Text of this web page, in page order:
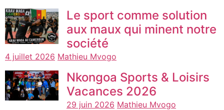
Le sport comme solution
aux maux qui minent notre
société
4 juillet 2026 Mathieu Mvogo
Nkongoa Sports & Loisirs
Vacances 2026
29 juin 2026 Mathieu Mvogo